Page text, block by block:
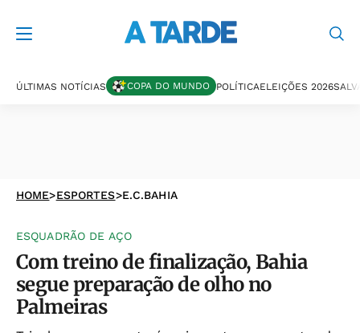
ÚLTIMAS NOTÍCIAS COPA DO MUNDO POLÍTICAELEIÇÕES 2026
HOME>ESPORTES>E.C.BAHIA
ESQUADRÃO DE AÇO
Com treino de finalização, Bahia
segue preparação de olho no
Palmeiras